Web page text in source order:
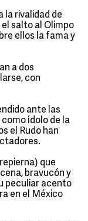
la rivalidad de
salto al Olimpo
ellos la fama y
a dos
con
ante las
ídolo de la
el Rudo han
que
bravucón y
peculiar acento
en el México